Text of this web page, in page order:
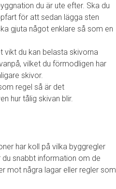
du är ute efter. Ska du
för att sedan lägga sten
gjuta något enklare så som en
vikt du kan belasta skivorna
vilket du förmodligen har
skivor.
regel så är det
hur tålig skivan blir.
har koll på vilka byggregler
snabbt information om de
mot några lagar eller regler som